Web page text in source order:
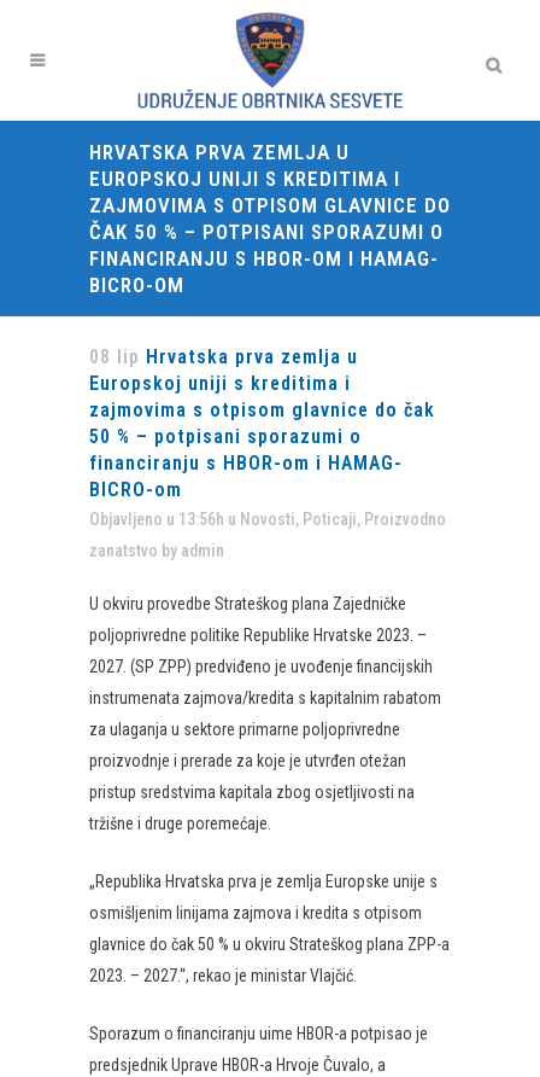
HRVATSKA PRVA ZEMLJA U
EUROPSKOJ UNIJI S KREDITIMA I
ZAJMOVIMA S OTPISOM GLAVNICE DO
ČAK 50 % – POTPISANI SPORAZUMI O
FINANCIRANJU S HBOR-OM I HAMAG-
BICRO-OM
08 lip Hrvatska prva zemlja u
Europskoj uniji s kreditima i
zajmovima s otpisom glavnice do čak
50 % – potpisani sporazumi o
financiranju s HBOR-om i HAMAG-
BICRO-om
Objavljeno u 13:56h u Novosti, Poticaji, Proizvodno
zanatstvo by admin
U okviru provedbe Strateškog plana Zajedničke
poljoprivredne politike Republike Hrvatske 2023. –
2027. (SP ZPP) predviđeno je uvođenje financijskih
instrumenata zajmova/kredita s kapitalnim rabatom
za ulaganja u sektore primarne poljoprivredne
proizvodnje i prerade za koje je utvrđen otežan
pristup sredstvima kapitala zbog osjetljivosti na
tržišne i druge poremećaje.
„Republika Hrvatska prva je zemlja Europske unije s
osmišljenim linijama zajmova i kredita s otpisom
glavnice do čak 50 % u okviru Strateškog plana ZPP-a
2023. – 2027.“, rekao je ministar Vlajčić.
Sporazum o financiranju uime HBOR-a potpisao je
predsjednik Uprave HBOR-a Hrvoje Čuvalo, a